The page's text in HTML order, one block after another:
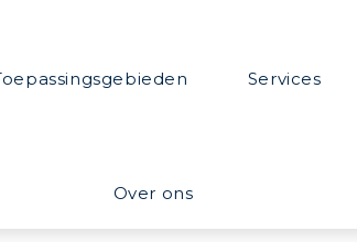
Services
Over ons